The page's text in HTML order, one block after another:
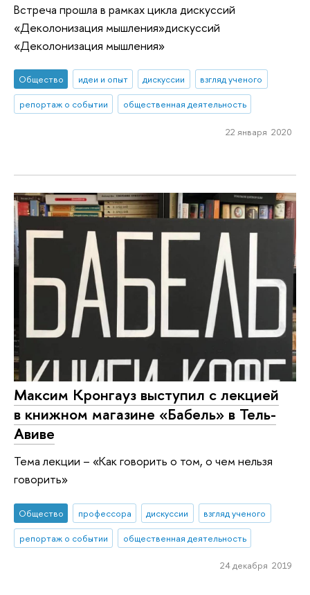
Встреча прошла в рамках цикла дискуссий
«Деколонизация мышления»дискуссий
«Деколонизация мышления»
Общество идеи и опыт дискуссии
взгляд ученого
репортаж о событии
общественная деятельность
22 января 2020
Максим Кронгауз выступил с лекцией
в книжном магазине «Бабель» в Тель-
Авиве
Тема лекции – «Как говорить о том, о чем нельзя
говорить»
Общество профессора дискуссии
взгляд ученого
репортаж о событии
общественная деятельность
24 декабря 2019